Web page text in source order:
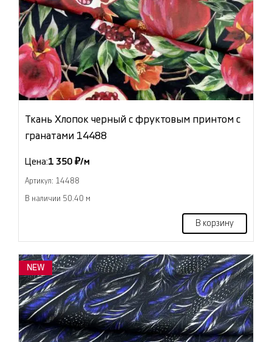
Ткань Хлопок черный с фруктовым принтом с
гранатами 14488
Цена:1 350 ₽/м
Артикул: 14488
В наличии 50.40 м
В корзину
NEW